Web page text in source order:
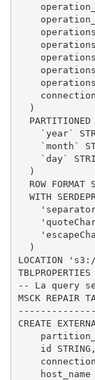
  )
PARTITIONED
`year`
`month`
`day`
  )
ROW FORMAT
WITH
  )
LOCATION
-- La query
MSCK
CREATE
    id STRING,
host_name